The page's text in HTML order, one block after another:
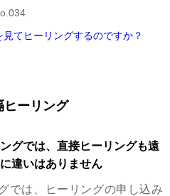
てヒーリングするのですか？
ヒーリング
グでは、直接ヒーリングも遠
違いはありません
では、ヒーリングの申し込み